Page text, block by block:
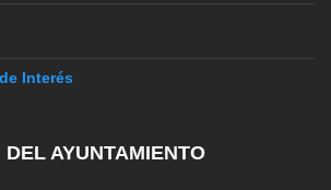
Interés
DEL AYUNTAMIENTO